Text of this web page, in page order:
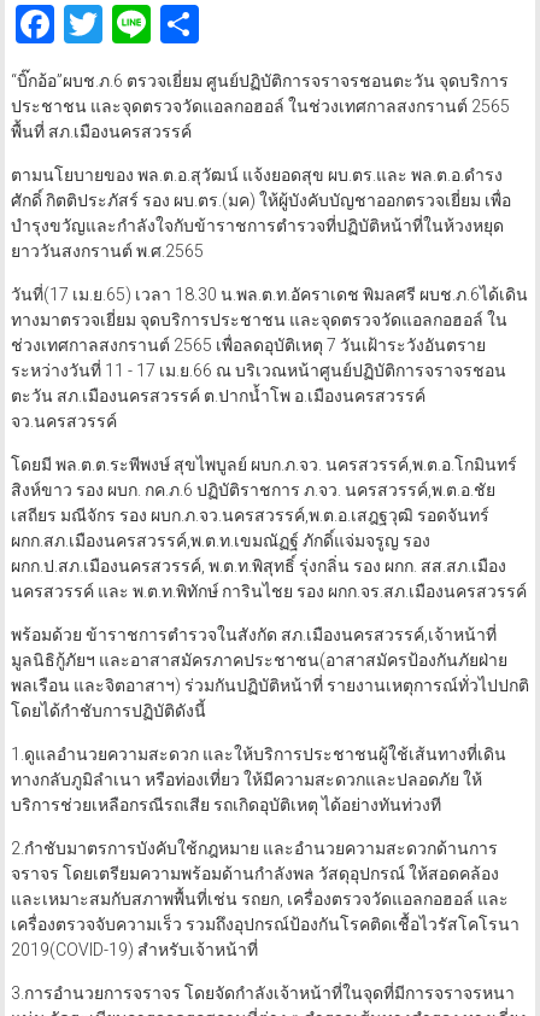
Facebook
Twitter
LineShare
“บิ๊กอ้อ”ผบช.ภ.6 ตรวจเยี่ยม ศูนย์ปฏิบัติการจราจรชอนตะวัน จุดบริการ
ประชาชน และจุดตรวจวัดแอลกอฮอล์ ในช่วงเทศกาลสงกรานต์ 2565
พื้นที่ สภ.เมืองนครสวรรค์
ตามนโยบายของ พล.ต.อ.สุวัฒน์ แจ้งยอดสุข ผบ.ตร.และ พล.ต.อ.ดำรง
ศักดิ์ กิตติประภัสร์ รอง ผบ.ตร.(มค) ให้ผู้บังคับบัญชาออกตรวจเยี่ยม เพื่อ
บำรุงขวัญและกำลังใจกับข้าราชการตำรวจที่ปฏิบัติหน้าที่ในห้วงหยุด
ยาววันสงกรานต์ พ.ศ.2565
วันที่(17 เม.ย.65) เวลา 18.30 น.พล.ต.ท.อัคราเดช พิมลศรี ผบช.ภ.6ได้เดิน
ทางมาตรวจเยี่ยม จุดบริการประชาชน และจุดตรวจวัดแอลกอฮอล์ ใน
ช่วงเทศกาลสงกรานต์ 2565 เพื่อลดอุบัติเหตุ 7 วันเฝ้าระวังอันตราย
ระหว่างวันที่ 11 -​ 17 เม.ย.66 ณ บริเวณหน้าศูนย์ปฏิบัติการจราจรชอน
ตะวัน สภ.เมืองนครสวรรค์ ต.ปากน้ำโพ อ.เมืองนครสวรรค์
จว.นครสวรรค์
โดยมี พล.ต.ต.ระพีพงษ์ สุขไพบูลย์ ผบก.ภ.จว. นครสวรรค์,พ.ต.อ.โกมินทร์
สิงห์ขาว รอง ผบก. กค.ภ.6 ปฏิบัติราชการ ภ.จว. นครสวรรค์,พ.ต.อ.ชัย
เสถียร มณีจักร รอง ผบก.ภ.จว.นครสวรรค์,พ.ต.อ.เสฎฐวุฒิ รอดจันทร์
ผกก.สภ.เมืองนครสวรรค์,พ.ต.ท.เขมณัฏฐ์ ภักดิ์แจ่มจรูญ รอง
ผกก.ป.สภ.เมืองนครสวรรค์, พ.ต.ท.พิสุทธิ์ รุ่งกลิ่น รอง ผกก. สส.สภ.เมือง
นครสวรรค์ และ พ.ต.ท.พิทักษ์ การินไชย รอง ผกก.จร.สภ.เมืองนครสวรรค์
พร้อมด้วย ข้าราชการตำรวจในสังกัด สภ.เมืองนครสวรรค์,เจ้าหน้าที่
มูลนิธิกู้ภัยฯ และอาสาสมัครภาคประชาชน(อาสาสมัครป้องกันภัยฝ่าย
พลเรือน และจิตอาสาฯ) ร่วมกันปฏิบัติหน้าที่ รายงานเหตุการณ์ทั่วไปปกติ
โดยได้กำชับการปฏิบัติดังนี้
1.ดูแลอำนวยความสะดวก และให้บริการประชาชนผู้ใช้เส้นทางที่เดิน
ทางกลับภูมิลำเนา หรือท่องเที่ยว ให้มีความสะดวกและปลอดภัย ให้
บริการช่วยเหลือกรณีรถเสีย รถเกิดอุบัติเหตุ ได้อย่างทันท่วงที
2.กำชับมาตรการบังคับใช้กฎหมาย และอำนวยความสะดวกด้านการ
จราจร โดยเตรียมความพร้อมด้านกำลังพล วัสดุอุปกรณ์ ให้สอดคล้อง
และเหมาะสมกับสภาพพื้นที่เช่น รถยก, เครื่องตรวจวัดแอลกอฮอล์ และ
เครื่องตรวจจับความเร็ว รวมถึงอุปกรณ์ป้องกันโรคติดเชื้อไวรัสโคโรนา
2019(COVID-19) สำหรับเจ้าหน้าที่
3.การอำนวยการจราจร โดยจัดกำลังเจ้าหน้าที่ในจุดที่มีการจราจรหนา